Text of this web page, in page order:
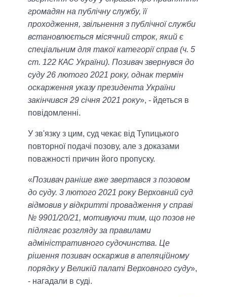
громадян на публічну службу, її
проходження, звільнення з публічної служби
встановлюється місячний строк, який є
спеціальним для такої категорії справ (ч. 5
ст. 122 КАС України). Позивач звернувся до
суду 26 лютого 2021 року, однак термін
оскарження указу президента України
закінчився 29 січня 2021 року», - йдеться в
повідомленні.
У зв'язку з цим, суд чекає від Тупицького
повторної подачі позову, але з доказами
поважності причин його пропуску.
«Позивач раніше вже звертався з позовом
до суду. 3 лютого 2021 року Верховний суд
відмовив у відкритті провадження у справі
№ 9901/20/21, мотивуючи тим, що позов не
підлягає розгляду за правилами
адміністративного судочинства. Це
рішення позивач оскаржив в апеляційному
порядку у Великій палаті Верховного суду»,
- нагадали в суді.